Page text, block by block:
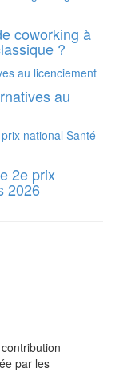
coworking à
?
au
2e prix
2026
par les